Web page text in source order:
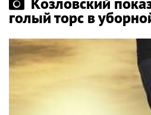
голый торс в